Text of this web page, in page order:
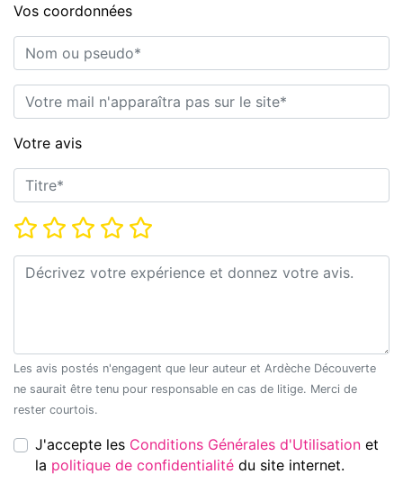
Vos coordonnées
Nom ou pseudo*
E-mail*
Votre avis
Titre*
Note*
Commentaire*
Les avis postés n'engagent que leur auteur et Ardèche Découverte
ne saurait être tenu pour responsable en cas de litige. Merci de
rester courtois.
J'accepte les Conditions Générales d'Utilisation et
la
politique de confidentialité du site internet.